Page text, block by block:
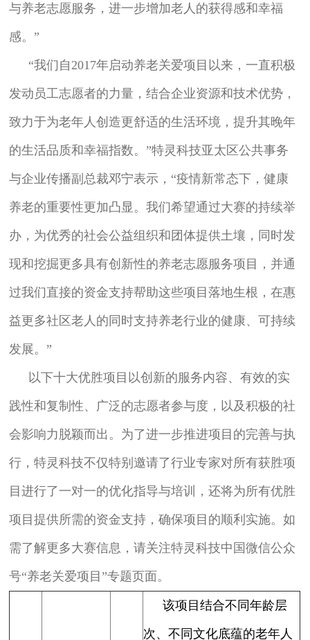
与养老志愿服务，进一步增加老人的获得感和幸福
感。”
“我们自2017年启动养老关爱项目以来，一直积极
发动员工志愿者的力量，结合企业资源和技术优势，
致力于为老年人创造更舒适的生活环境，提升其晚年
的生活品质和幸福指数。”特灵科技亚太区公共事务
与企业传播副总裁邓宁表示，“疫情新常态下，健康
养老的重要性更加凸显。我们希望通过大赛的持续举
办，为优秀的社会公益组织和团体提供土壤，同时发
现和挖掘更多具有创新性的养老志愿服务项目，并通
过我们直接的资金支持帮助这些项目落地生根，在惠
益更多社区老人的同时支持养老行业的健康、可持续
发展。”
以下十大优胜项目以创新的服务内容、有效的实
践性和复制性、广泛的志愿者参与度，以及积极的社
会影响力脱颖而出。为了进一步推进项目的完善与执
行，特灵科技不仅特别邀请了行业专家对所有获胜项
目进行了一对一的优化指导与培训，还将为所有优胜
项目提供所需的资金支持，确保项目的顺利实施。如
需了解更多大赛信息，请关注特灵科技中国微信公众
号“养老关爱项目”专题页面。
该项目结合不同年龄层
次、不同文化底蕴的老年人